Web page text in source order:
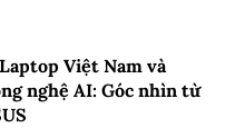
Việt Nam và
nghệ AI: Góc nhìn từ